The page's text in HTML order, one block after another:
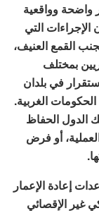
وتحديد معايير واضحة وواقعية
التي
القمع العنيف،
بمختلف
في بلدان
الغربية.
الدول الحفاظ
أو فرض
إعادة الإعمار
غير الإقصائي